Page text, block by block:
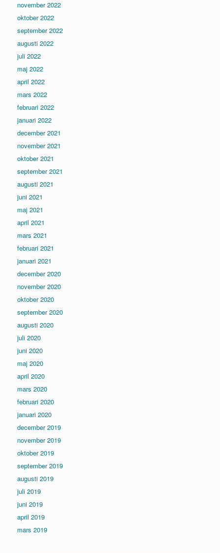
november 2022
oktober 2022
september 2022
augusti 2022
juli 2022
maj 2022
april 2022
mars 2022
februari 2022
januari 2022
december 2021
november 2021
oktober 2021
september 2021
augusti 2021
juni 2021
maj 2021
april 2021
mars 2021
februari 2021
januari 2021
december 2020
november 2020
oktober 2020
september 2020
augusti 2020
juli 2020
juni 2020
maj 2020
april 2020
mars 2020
februari 2020
januari 2020
december 2019
november 2019
oktober 2019
september 2019
augusti 2019
juli 2019
juni 2019
april 2019
mars 2019